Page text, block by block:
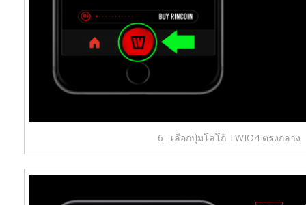
6 : เลือกปุ่มโลโก้ TWIO4 ตรงกลาง